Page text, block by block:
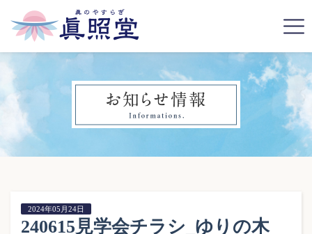
2024年05月24日
240615見学会チラシ_ゆりの木